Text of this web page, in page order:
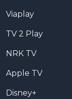
Viaplay
TV 2 Play
NRK TV
Apple TV
Disney+